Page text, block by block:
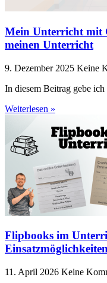
Mein Unterricht mit
meinen Unterricht
9. Dezember 2025 Keine
In diesem Beitrag gebe
Weiterlesen »
Flipbooks im
11. April 2026 Keine